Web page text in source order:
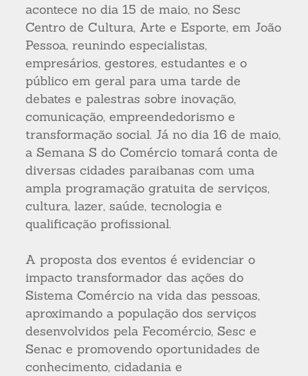
acontece no dia 15 de maio, no Sesc
Centro de Cultura, Arte e Esporte, em João
Pessoa, reunindo especialistas,
empresários, gestores, estudantes e o
público em geral para uma tarde de
debates e palestras sobre inovação,
comunicação, empreendedorismo e
transformação social. Já no dia 16 de maio,
a Semana S do Comércio tomará conta de
diversas cidades paraibanas com uma
ampla programação gratuita de serviços,
cultura, lazer, saúde, tecnologia e
qualificação profissional.
A proposta dos eventos é evidenciar o
impacto transformador das ações do
Sistema Comércio na vida das pessoas,
aproximando a população dos serviços
desenvolvidos pela Fecomércio, Sesc e
Senac e promovendo oportunidades de
conhecimento, cidadania e